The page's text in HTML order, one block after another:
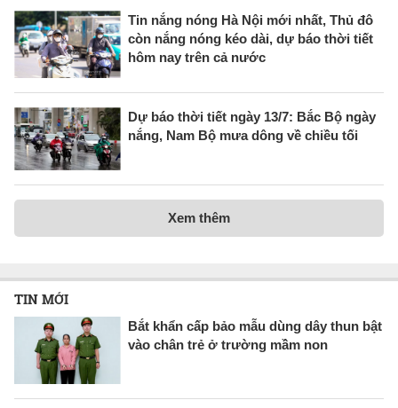
Tin nắng nóng Hà Nội mới nhất, Thủ đô
còn nắng nóng kéo dài, dự báo thời tiết
hôm nay trên cả nước
Dự báo thời tiết ngày 13/7: Bắc Bộ ngày
nắng, Nam Bộ mưa dông về chiều tối
Xem thêm
TIN MỚI
Bắt khẩn cấp bảo mẫu dùng dây thun bật
vào chân trẻ ở trường mầm non